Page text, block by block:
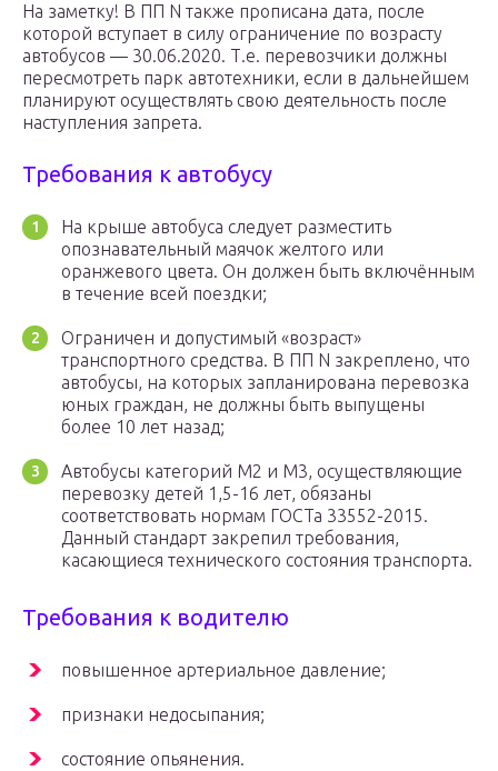
На заметку! В ПП N также прописана дата, после
которой вступает в силу ограничение по возрасту
автобусов — 30.06.2020. Т.е. перевозчики должны
пересмотреть парк автотехники, если в дальнейшем
планируют осуществлять свою деятельность после
наступления запрета.
Требования к автобусу
На крыше автобуса следует разместить
опознавательный маячок желтого или
оранжевого цвета. Он должен быть включённым
в течение всей поездки;
Ограничен и допустимый «возраст»
транспортного средства. В ПП N закреплено, что
автобусы, на которых запланирована перевозка
юных граждан, не должны быть выпущены
более 10 лет назад;
Автобусы категорий М2 и М3, осуществляющие
перевозку детей 1,5-16 лет, обязаны
соответствовать нормам ГОСТа 33552-2015.
Данный стандарт закрепил требования,
касающиеся технического состояния транспорта.
Требования к водителю
повышенное артериальное давление;
признаки недосыпания;
состояние опьянения.